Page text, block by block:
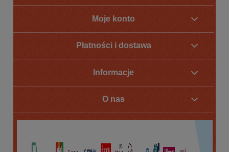
Moje konto
Płatności i dostawa
Informacje
O nas